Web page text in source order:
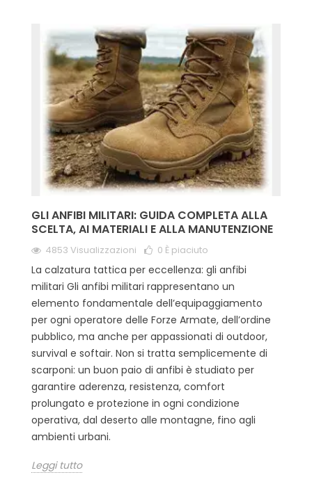
GLI ANFIBI MILITARI: GUIDA COMPLETA ALLA
SCELTA, AI MATERIALI E ALLA MANUTENZIONE
4853 Visualizzazioni 0 È piaciuto
La calzatura tattica per eccellenza: gli anfibi
militari Gli anfibi militari rappresentano un
elemento fondamentale dell’equipaggiamento
per ogni operatore delle Forze Armate, dell’ordine
pubblico, ma anche per appassionati di outdoor,
survival e softair. Non si tratta semplicemente di
scarponi: un buon paio di anfibi è studiato per
garantire aderenza, resistenza, comfort
prolungato e protezione in ogni condizione
operativa, dal deserto alle montagne, fino agli
ambienti urbani.
Leggi tutto